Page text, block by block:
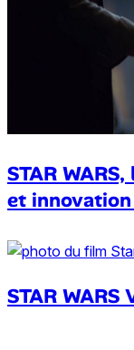
STAR
et
STAR